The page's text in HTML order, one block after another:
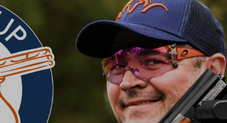
BLASER CUP 2026
Erleben Sie den Blaser Cup 2026 – eine exklusive Serie von
Wettkämpfen im Wurfscheibenschießen, die an vier
renommierten Standorten in Deutschland ausgetragen wird. Der
Blaser Cup bietet Schützen aller Klassen die Möglichkeit, ihre
Fähigkeiten im sportlichen Wettkampf unter Beweis zu stellen.